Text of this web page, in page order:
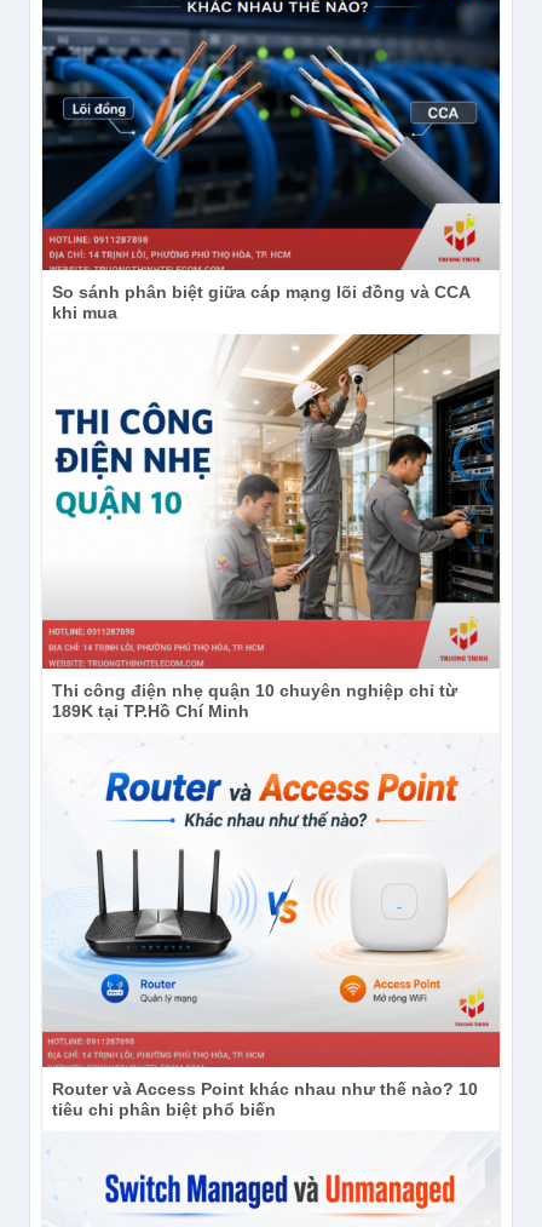
So sánh phân biệt giữa cáp mạng lõi đồng và CCA
khi mua
Thi công điện nhẹ quận 10 chuyên nghiệp chỉ từ
189K tại TP.Hồ Chí Minh
Router và Access Point khác nhau như thế nào? 10
tiêu chi phân biệt phổ biến